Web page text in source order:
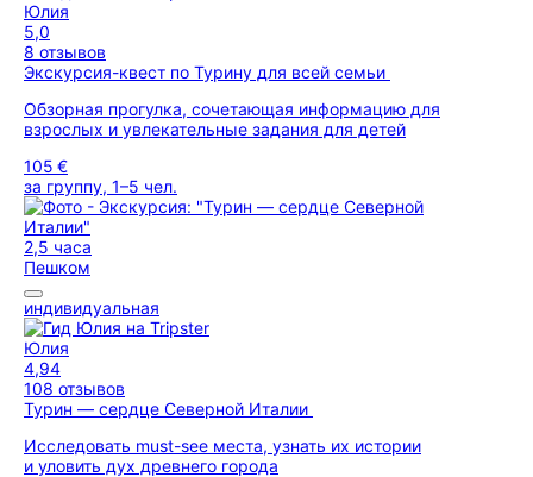
Юлия
5,0
8 отзывов
Экскурсия-квест по Турину для всей семьи
Обзорная прогулка, сочетающая информацию для
взрослых и увлекательные задания для детей
105 €
за группу, 1–5 чел.
2,5 часа
Пешком
индивидуальная
Юлия
4,94
108 отзывов
Турин — сердце Северной Италии
Исследовать must-see места, узнать их истории
и уловить дух древнего города